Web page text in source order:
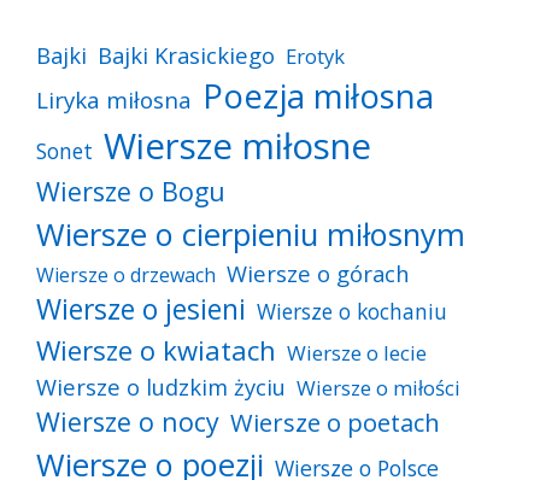
Bajki Bajki Krasickiego Erotyk
Liryka miłosna Poezja miłosna
Sonet Wiersze miłosne
Wiersze o Bogu
Wiersze o cierpieniu miłosnym
Wiersze o drzewach Wiersze o górach
Wiersze o jesieni Wiersze o kochaniu
Wiersze o kwiatach Wiersze o lecie
Wiersze o ludzkim życiu Wiersze o miłości
Wiersze o nocy Wiersze o poetach
Wiersze o poezji Wiersze o Polsce